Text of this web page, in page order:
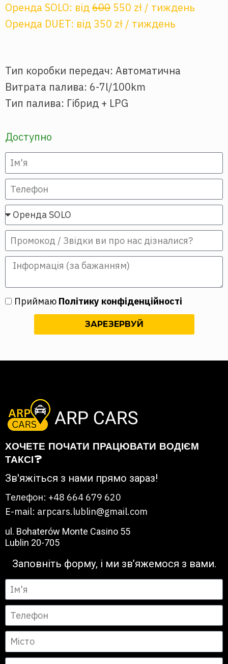
Оренда SOLO: від600 550 zł / тиждень
Оренда DUET: від 350 zł / тиждень
Тип коробки передач: Автоматична
Витрата палива: 6-7l/100km
Тип палива: Гібрид + LPG
Доступно
Приймаю Політику конфіденційності
ЗАРЕЗЕРВУЙ
ХОЧЕТЕ ПОЧАТИ ПРАЦЮВАТИ ВОДІЄМ
ТАКСІ?
Зв'яжіться з нами прямо зараз!
Телефон: +48 664 679 620
E-mail: arpcars.lublin@gmail.com
ul. Bohaterów Monte Casino 55
Lublin 20-705
Заповніть форму, і ми зв’яжемося з вами.